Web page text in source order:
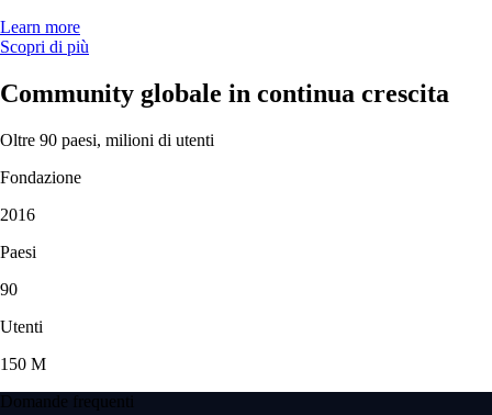
Learn more
Scopri di più
Community globale in continua crescita
Oltre 90 paesi, milioni di utenti
Fondazione
2016
Paesi
90
Utenti
150 M
Domande frequenti